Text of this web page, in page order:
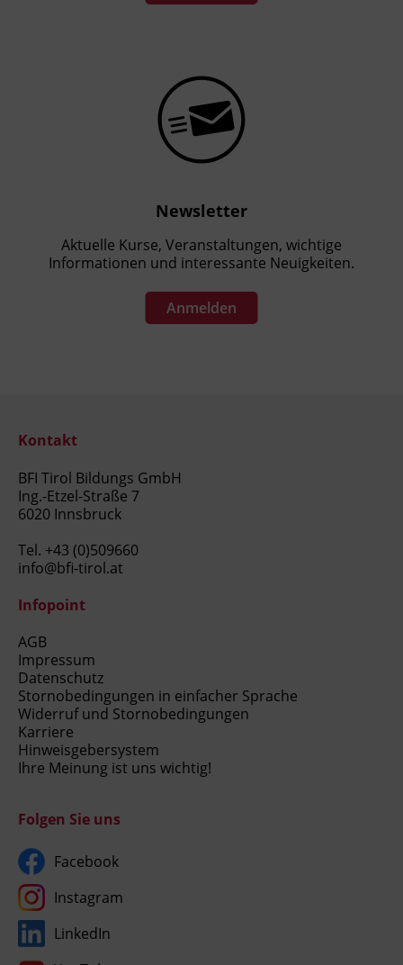
Newsletter
Aktuelle Kurse, Veranstaltungen, wichtige
Informationen und interessante Neuigkeiten.
Anmelden
Kontakt
BFI Tirol Bildungs GmbH
Ing.-Etzel-Straße 7
6020 Innsbruck
Tel. +43 (0)509660
info@bfi-tirol.at
Infopoint
AGB
Impressum
Datenschutz
Stornobedingungen in einfacher Sprache
Widerruf und Stornobedingungen
Karriere
Hinweisgebersystem
Ihre Meinung ist uns wichtig!
Folgen Sie uns
Facebook
Instagram
LinkedIn